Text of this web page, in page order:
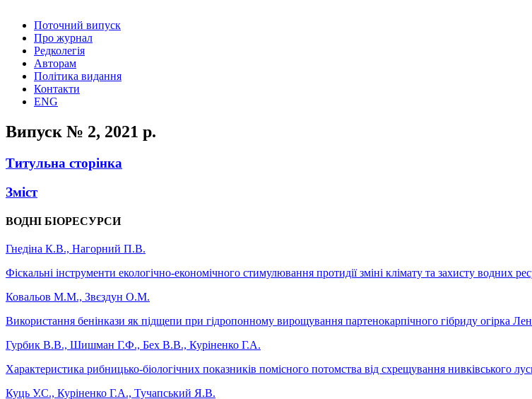
Поточний випуск
Про журнал
Редколегія
Авторам
Політика видання
Контакти
ENG
Випуск № 2, 2021 р.
Титульна сторінка
Зміст
ВОДНІ БІОРЕСУРСИ
Гнедіна К.В., Нагорний П.В.
Фіскальні інструменти екологічно-економічного стимулювання протидії зміні клімату та захисту водних
Ковальов М.М., Звєздун О.М.
Використання бенінкази як підщепи при гідропонному вирощування партенокарпічного гібриду огірка
Гурбик В.В., Шишман Г.Ф., Бех В.В., Куріненко Г.А.
Характеристика рибницько-біологічних показників помісного потомства від схрещування нивківського
Куць У.С., Куріненко Г.А., Тучапський Я.В.